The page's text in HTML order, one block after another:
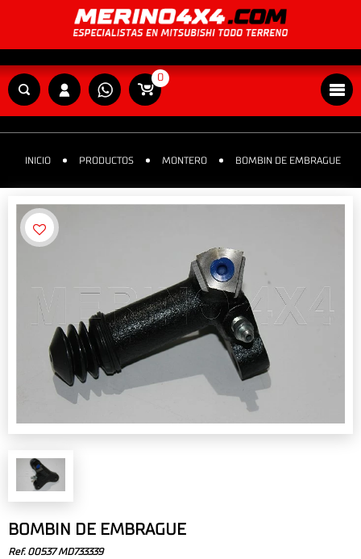
0
INICIO PRODUCTOS MONTERO BOMBIN DE EMBRAGUE
BOMBIN DE EMBRAGUE
Ref. 00537 MD733339